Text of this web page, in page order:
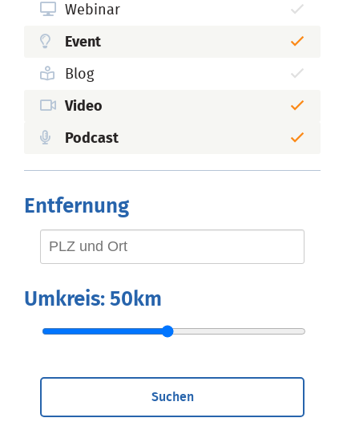
Webinar
Event
Blog
Video
Podcast
Entfernung
Umkreis: 50km
Suchen